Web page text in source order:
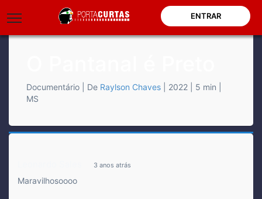
ENTRAR
Documentário | De Raylson Chaves | 2022 | 5 min
MS
3 anos atrás
Maravilhosoooo